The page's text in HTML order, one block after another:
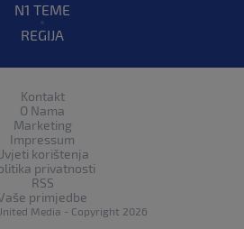
N1 TEME
REGIJA
Kontakt
O Nama
Marketing
Impressum
korištenja
privatnosti
RSS
primjedbe
Media - Copyright 2026